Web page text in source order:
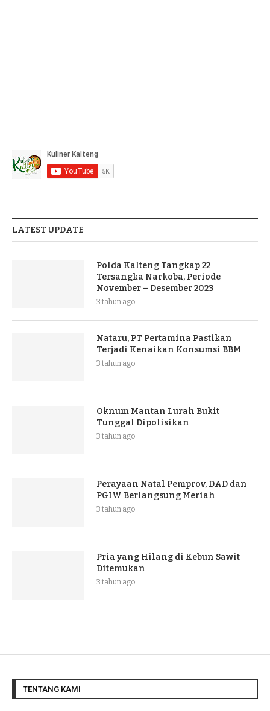
LATEST UPDATE
Polda Kalteng Tangkap 22
Tersangka Narkoba, Periode
November – Desember 2023
3 tahun ago
Nataru, PT Pertamina Pastikan
Terjadi Kenaikan Konsumsi BBM
3 tahun ago
Oknum Mantan Lurah Bukit
Tunggal Dipolisikan
3 tahun ago
Perayaan Natal Pemprov, DAD dan
PGIW Berlangsung Meriah
3 tahun ago
Pria yang Hilang di Kebun Sawit
Ditemukan
3 tahun ago
TENTANG KAMI